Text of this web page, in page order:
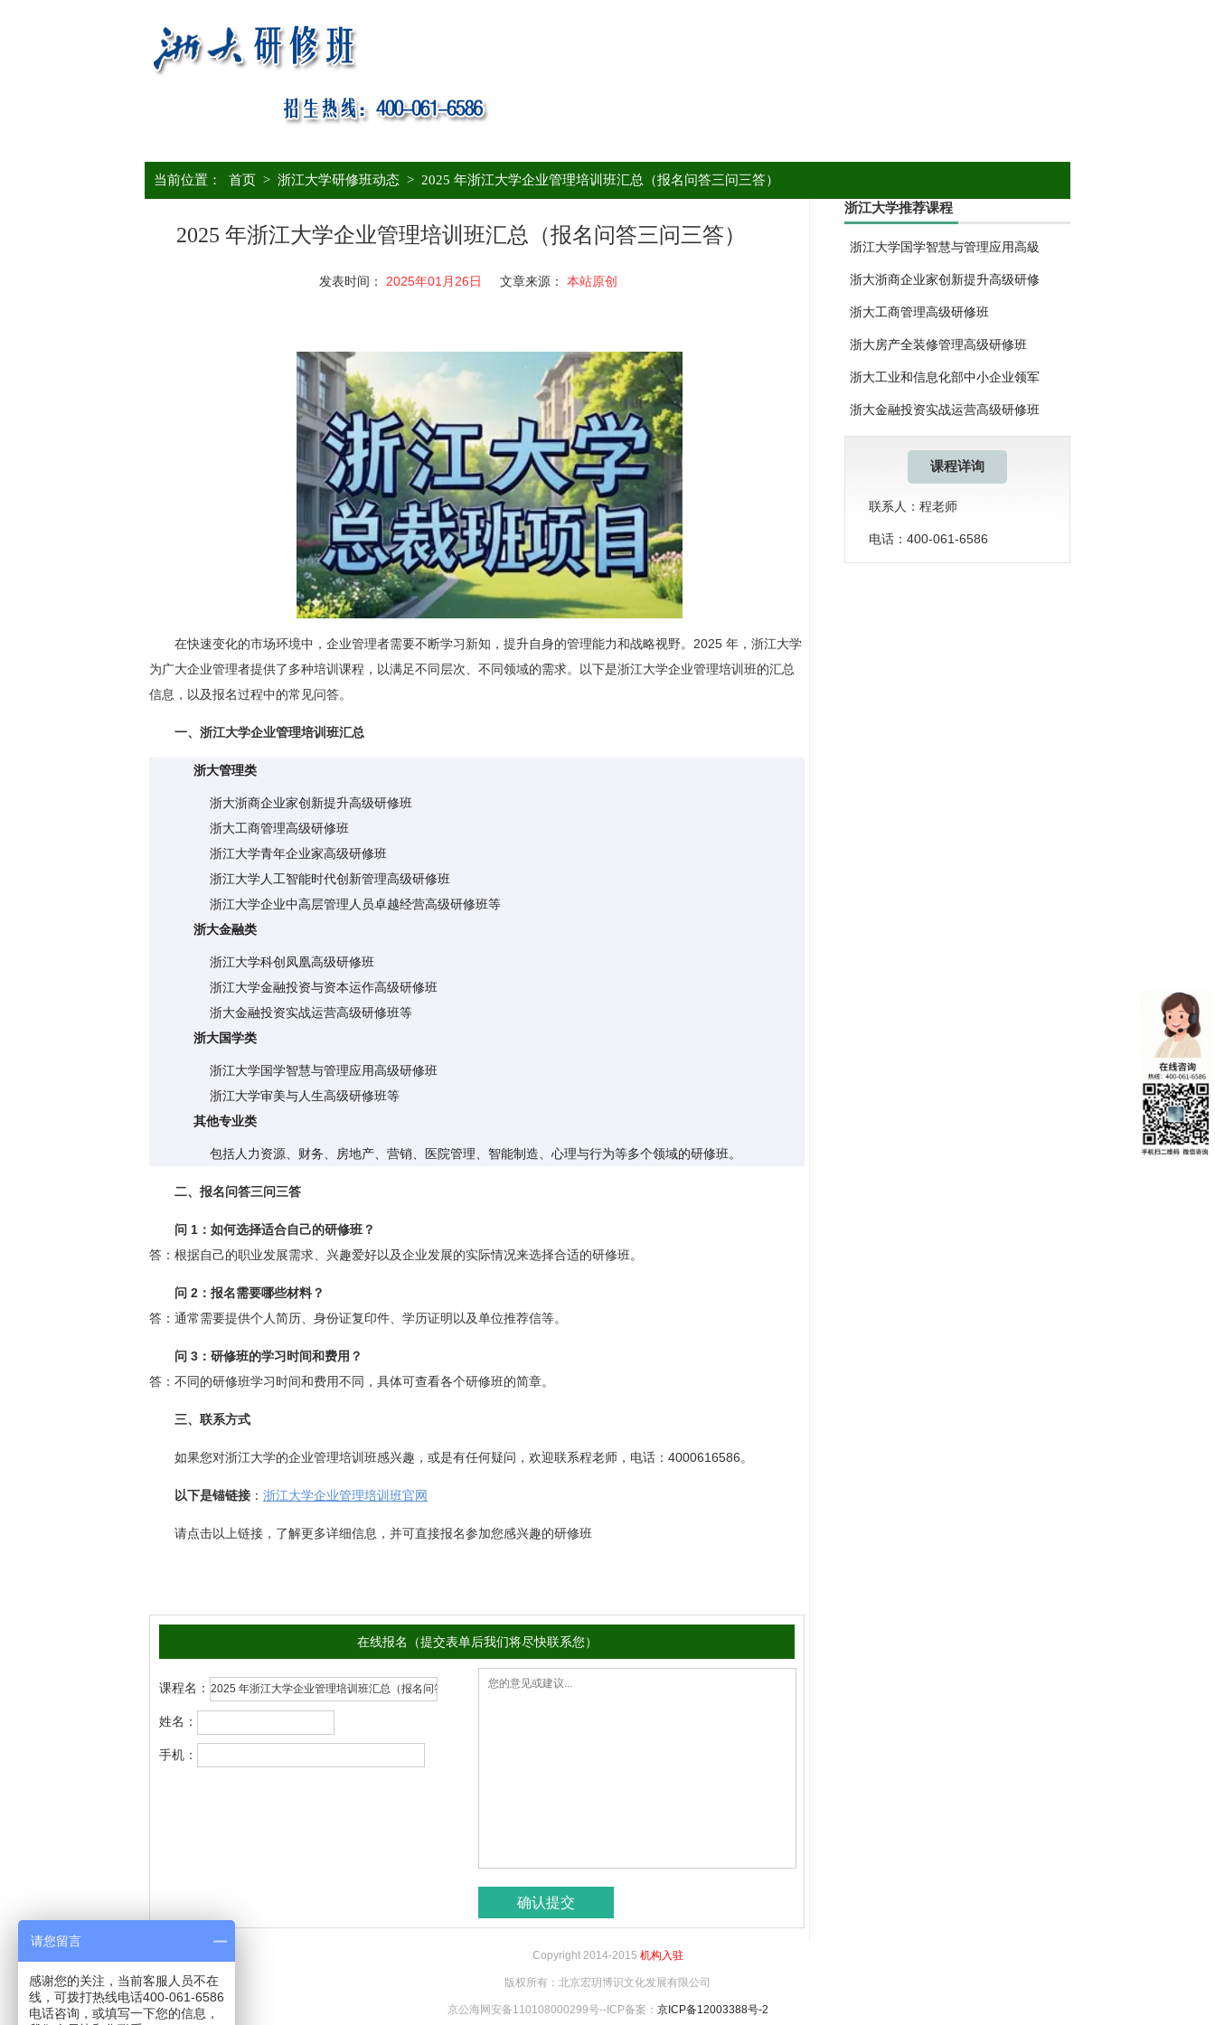
当前位置： 首页 > 浙江大学研修班动态 > 2025 年浙江大学企业管理培训班汇总（报名问答三问三答）
2025 年浙江大学企业管理培训班汇总（报名问答三问三答）
发表时间： 2025年01月26日 文章来源： 本站原创
在快速变化的市场环境中，企业管理者需要不断学习新知，提升自身的管理能力和战略视野。2025 年，浙江大学
为广大企业管理者提供了多种培训课程，以满足不同层次、不同领域的需求。以下是浙江大学企业管理培训班的汇总
信息，以及报名过程中的常见问答。
一、浙江大学企业管理培训班汇总
浙大管理类
浙大浙商企业家创新提升高级研修班
浙大工商管理高级研修班
浙江大学青年企业家高级研修班
浙江大学人工智能时代创新管理高级研修班
浙江大学企业中高层管理人员卓越经营高级研修班等
浙大金融类
浙江大学科创凤凰高级研修班
浙江大学金融投资与资本运作高级研修班
浙大金融投资实战运营高级研修班等
浙大国学类
浙江大学国学智慧与管理应用高级研修班
浙江大学审美与人生高级研修班等
其他专业类
包括人力资源、财务、房地产、营销、医院管理、智能制造、心理与行为等多个领域的研修班。
二、报名问答三问三答
问 1：如何选择适合自己的研修班？
答：根据自己的职业发展需求、兴趣爱好以及企业发展的实际情况来选择合适的研修班。
问 2：报名需要哪些材料？
答：通常需要提供个人简历、身份证复印件、学历证明以及单位推荐信等。
问 3：研修班的学习时间和费用？
答：不同的研修班学习时间和费用不同，具体可查看各个研修班的简章。
三、联系方式
如果您对浙江大学的企业管理培训班感兴趣，或是有任何疑问，欢迎联系程老师，电话：4000616586。
以下是锚链接 ： 浙江大学企业管理培训班官网
请点击以上链接，了解更多详细信息，并可直接报名参加您感兴趣的研修班
在线报名（提交表单后我们将尽快联系您）
课程名：
姓名：
手机：
浙江大学推荐课程
浙江大学国学智慧与管理应用高級
浙大浙商企业家创新提升高级研修
浙大工商管理高级研修班
浙大房产全装修管理高级研修班
浙大工业和信息化部中小企业领军
浙大金融投资实战运营高级研修班
课程详询
联系人：程老师
电话：400-061-6586
Copyright 2014-2015 机构入驻
版权所有：北京宏玥博识文化发展有限公司
京公海网安备110108000299号--ICP备案： 京ICP备12003388号-2
请您留言
感谢您的关注，当前客服人员不在
线，可拨打热线电话400-061-6586
电话咨询，或填写一下您的信息，